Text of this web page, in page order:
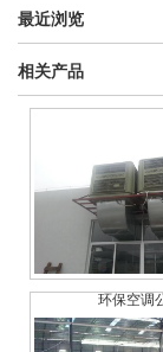
最近浏览
相关产品
环保空调